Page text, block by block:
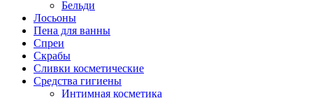
Бельди
Лосьоны
Пена для ванны
Спреи
Скрабы
Сливки косметические
Средства гигиены
Интимная косметика